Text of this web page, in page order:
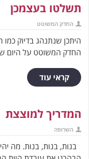
תשלטו בעצמכן
החדק המשוטט
היתכן שנתנהג בדיוק
החדק המשוטט על היום
קראי עוד
המדריך למוצצת
השרופה
בנות, בנות, בנות. מה